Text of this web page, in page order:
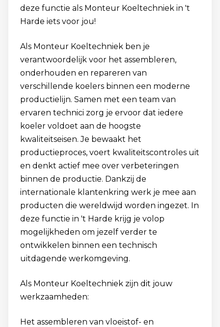
deze functie als Monteur Koeltechniek in 't
Harde iets voor jou!
Als Monteur Koeltechniek ben je
verantwoordelijk voor het assembleren,
onderhouden en repareren van
verschillende koelers binnen een moderne
productielijn. Samen met een team van
ervaren technici zorg je ervoor dat iedere
koeler voldoet aan de hoogste
kwaliteitseisen. Je bewaakt het
productieproces, voert kwaliteitscontroles uit
en denkt actief mee over verbeteringen
binnen de productie. Dankzij de
internationale klantenkring werk je mee aan
producten die wereldwijd worden ingezet. In
deze functie in 't Harde krijg je volop
mogelijkheden om jezelf verder te
ontwikkelen binnen een technisch
uitdagende werkomgeving.
Als Monteur Koeltechniek zijn dit jouw
werkzaamheden:
Het assembleren van vloeistof- en